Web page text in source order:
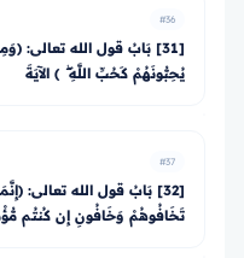
#36
[31] بَابُ قول الله تعالى:
يُحِبُّونَهُمْ كَحُبِّ اللَّهِ ۖ ﴾ الآيَةَ
#37
[32] بَابُ قول الله تعالى:
تَخَافُوهُمْ وَخَافُونِ إِن كُنتُم